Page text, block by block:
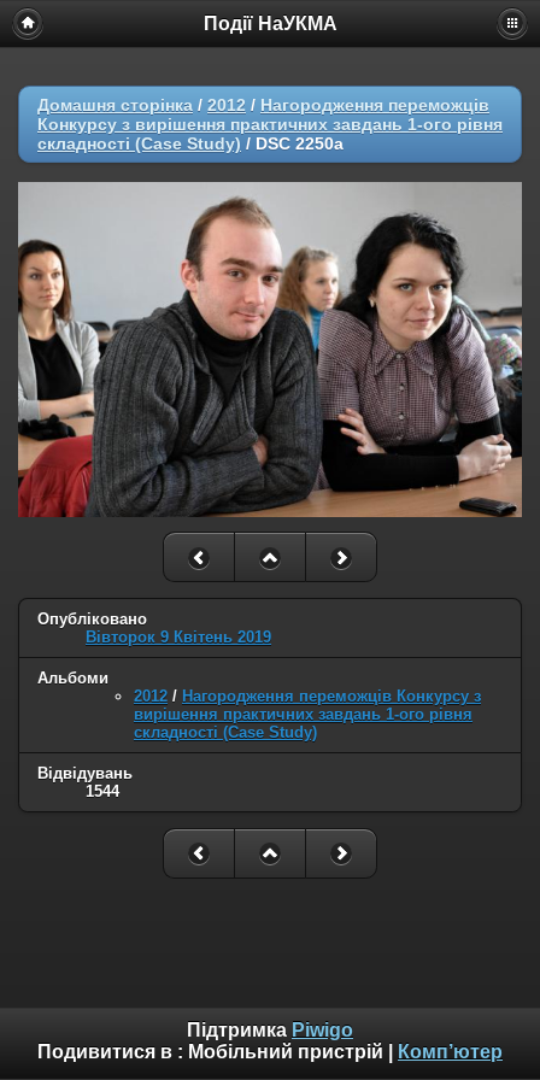
Події НаУКМА
Домашня сторінка / 2012 / Нагородження переможців
Конкурсу з вирішення практичних завдань 1-ого рівня
складності (Case Study) / DSC 2250a
Опубліковано
Вівторок 9 Квітень 2019
Альбоми
2012 / Нагородження переможців Конкурсу з
вирішення практичних завдань 1-ого рівня
складності (Case Study)
Відвідувань
1544
Підтримка Piwigo
Подивитися в : Мобільний пристрій Комп’ютер